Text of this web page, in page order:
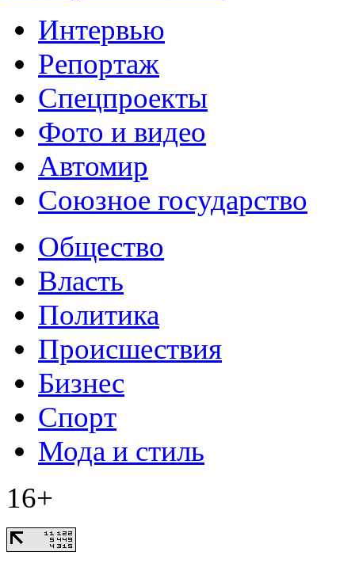
Интервью
Репортаж
Спецпроекты
Фото и видео
Автомир
Союзное государство
Общество
Власть
Политика
Происшествия
Бизнес
Спорт
Мода и стиль
16+